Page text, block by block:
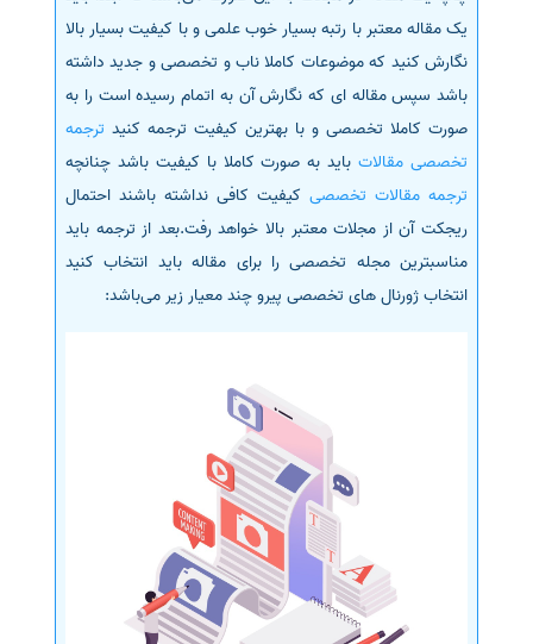
یک مقاله معتبر با رتبه بسیار خوب علمی و با کیفیت بسیار بالا
نگارش کنید که موضوعات کاملا ناب و تخصصی و جدید داشته
باشد سپس مقاله ای که نگارش آن به اتمام رسیده است را به
صورت کاملا تخصصی و با بهترین کیفیت ترجمه کنید ترجمه
تخصصی مقالاتباید به صورت کاملا با کیفیت باشد چنانچه
ترجمه مقالات تخصصی کیفیت کافی نداشته باشند احتمال
ریجکت آن از مجلات معتبر بالا خواهد رفت.بعد از ترجمه باید
مناسبترین مجله تخصصی را برای مقاله باید انتخاب کنید
انتخاب ژورنال های تخصصی پیرو چند معیار زیر می‌باشد: